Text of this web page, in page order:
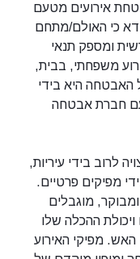
אירועים מטעם
כי האולם/מתחם
ומספק תנאי
משפחתי, בבית,
האבטחה היא בידי
עם חברת אבטחה
לרוב בידי עיריות,
מפיקים פרטיים.
מוגבלים
ההכלה שלו
האש. מפיקי האירוע